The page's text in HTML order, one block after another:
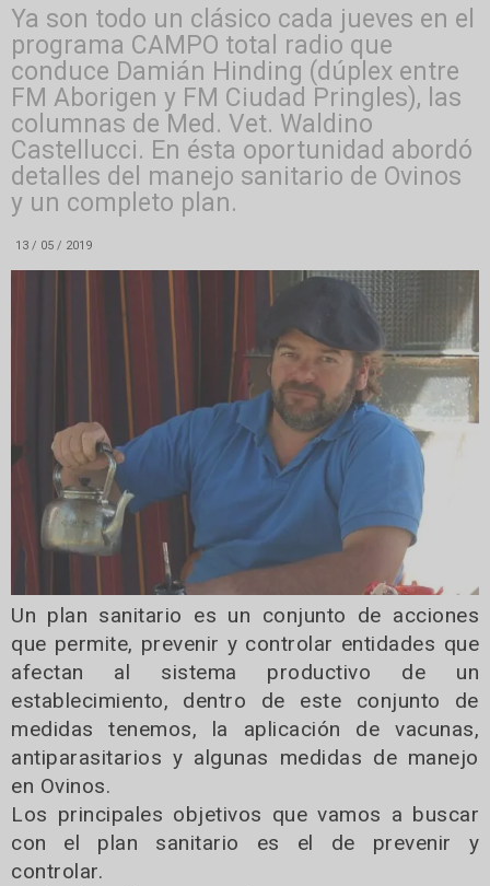
Ya son todo un clásico cada jueves en el
programa CAMPO total radio que
conduce Damián Hinding (dúplex entre
FM Aborigen y FM Ciudad Pringles), las
columnas de Med. Vet. Waldino
Castellucci. En ésta oportunidad abordó
detalles del manejo sanitario de Ovinos
y un completo plan.
13 / 05 / 2019
Un plan sanitario es un conjunto de acciones
que permite, prevenir y controlar entidades que
afectan al sistema productivo de un
establecimiento, dentro de este conjunto de
medidas tenemos, la aplicación de vacunas,
antiparasitarios y algunas medidas de manejo
en Ovinos.
Los principales objetivos que vamos a buscar
con el plan sanitario es el de prevenir y
controlar.